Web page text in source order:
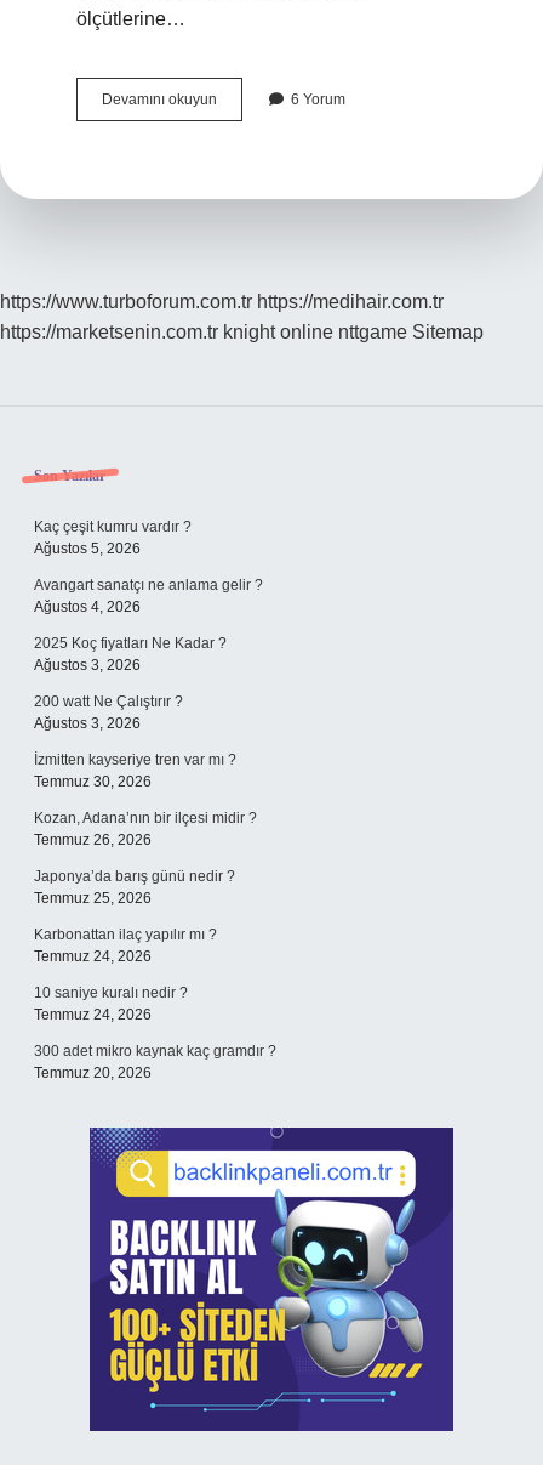
ölçütlerine…
Devamını okuyun
Hangi
6 Yorum
https://www.turboforum.com.tr https://medihair.com.tr
https://marketsenin.com.tr knight online nttgame Sitemap
Sidebar
Son Yazılar
Kaç çeşit kumru vardır ?
Ağustos 5, 2026
Avangart sanatçı ne anlama gelir ?
Ağustos 4, 2026
2025 Koç fiyatları Ne Kadar ?
Ağustos 3, 2026
200 watt Ne Çalıştırır ?
Ağustos 3, 2026
İzmitten kayseriye tren var mı ?
Temmuz 30, 2026
Kozan, Adana’nın bir ilçesi midir ?
Temmuz 26, 2026
Japonya’da barış günü nedir ?
Temmuz 25, 2026
Karbonattan ilaç yapılır mı ?
Temmuz 24, 2026
10 saniye kuralı nedir ?
Temmuz 24, 2026
300 adet mikro kaynak kaç gramdır ?
Temmuz 20, 2026